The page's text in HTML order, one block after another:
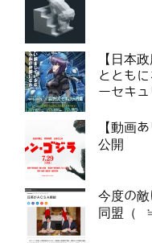
【日本
ととも
ーセキ
【動画
公開
今度の
同盟（